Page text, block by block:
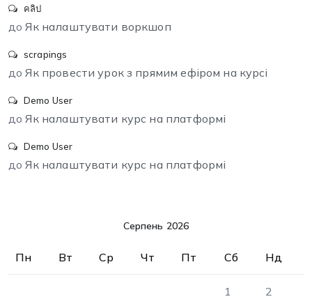
คลิป
доЯк налаштувати воркшоп
scrapings
доЯк провести урок з прямим ефіром на курсі
Demo User
доЯк налаштувати курс на платформі
Demo User
доЯк налаштувати курс на платформі
Серпень 2026
Пн Вт Ср Чт Пт Сб Нд
1 2